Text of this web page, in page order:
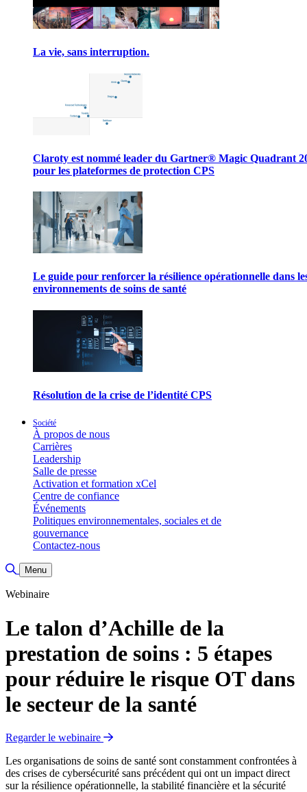
La vie, sans interruption.
Claroty est nommé leader du Gartner® Magic Quadrant
pour les plateformes de protection CPS
Le guide pour renforcer la résilience opérationnelle dans
environnements de soins de santé
Résolution de la crise de l’identité CPS
Société
À propos de nous
Carrières
Leadership
Salle de presse
Activation et formation xCel
Centre de confiance
Événements
Politiques environnementales, sociales et de
gouvernance
Contactez-nous
Basculer la recherche
Menu
Webinaire
Le talon d’Achille de la
prestation de soins : 5 étapes
pour réduire le risque OT dans
le secteur de la santé
Regarder le webinaire
Les organisations de soins de santé sont constamment confrontées à
des crises de cybersécurité sans précédent qui ont un impact direct
sur la résilience opérationnelle, la stabilité financière et la sécurité